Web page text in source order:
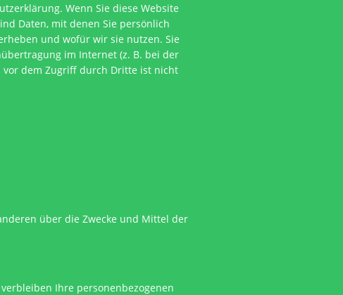
Wenn Sie diese Website
Daten, mit denen Sie persönlich
und wofür wir sie nutzen. Sie
im Internet (z. B. bei der
vor dem Zugriff durch Dritte ist nicht
über die Zwecke und Mittel der
Ihre personenbezogenen